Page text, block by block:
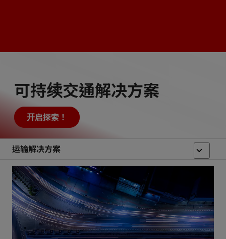
可持续交通解决方案
开启探索！
运输解决方案